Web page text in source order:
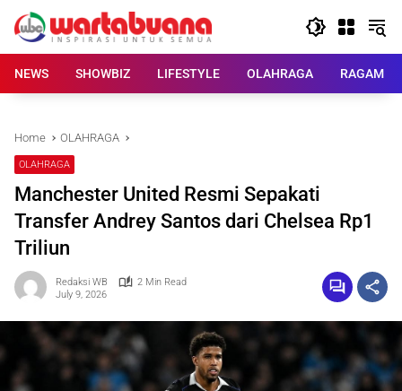
content
NEWS
SHOWBIZ LIFESTYLE OLAHRAGA RAGAM
Home OLAHRAGA
OLAHRAGA
Manchester United Resmi Sepakati
Transfer Andrey Santos dari Chelsea Rp1
Triliun
Redaksi WB
2 Min Read
July 9, 2026